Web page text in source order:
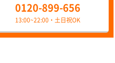
0120-899-656
13:00~22:00・土日祝OK